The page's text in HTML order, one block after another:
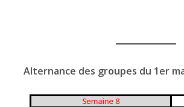
Alternance des groupes du 1er